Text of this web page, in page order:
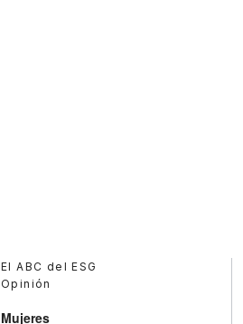
El ABC del ESG
Opinión
Mujeres